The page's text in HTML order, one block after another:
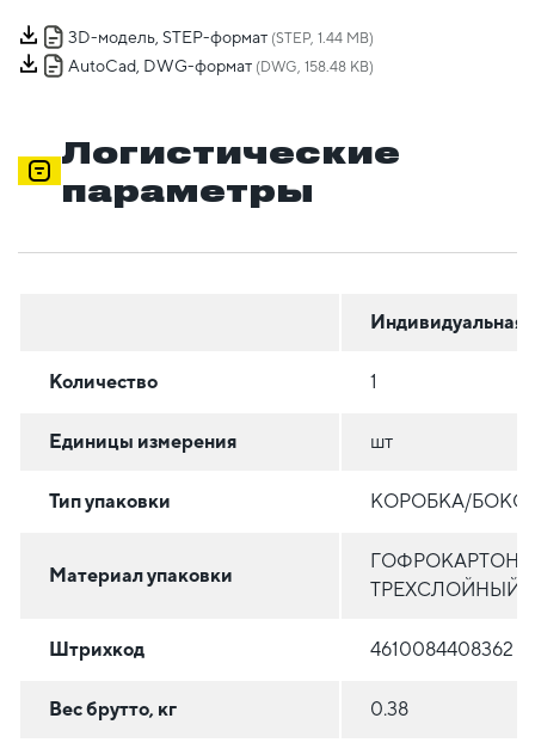
3D-модель, STEP-формат (STEP, 1.44 MB)
AutoCad, DWG-формат (DWG, 158.48 KB)
Логистические
параметры
Индивидуальная
Количество 1
Единицы измерения шт
Тип упаковки КОРОБКА/БОКС
Материал упаковки
ГОФРОКАРТОН
ТРЕХСЛОЙНЫЙ
Штрихкод 4610084408362
Вес брутто, кг 0.38